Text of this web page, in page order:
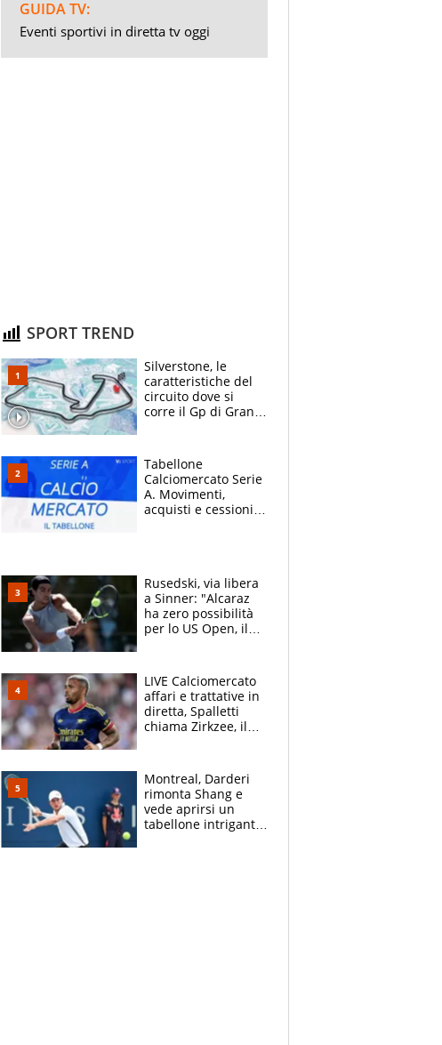
GUIDA TV:
Eventi sportivi in diretta tv oggi
SPORT TREND
Silverstone, le
caratteristiche del
circuito dove si
corre il Gp di Gran
Tabellone
Calciomercato Serie
A. Movimenti,
acquisti e cessioni:
Rusedski, via libera
a Sinner: "Alcaraz
ha zero possibilità
per lo US Open, il
LIVE Calciomercato
affari e trattative in
diretta, Spalletti
chiama Zirkzee, il
Diaz
Montreal, Darderi
rimonta Shang e
vede aprirsi un
tabellone intrigante: